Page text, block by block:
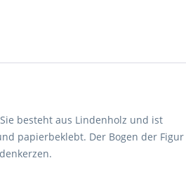
besteht aus Lindenholz und ist
papierbeklebt. Der Bogen der